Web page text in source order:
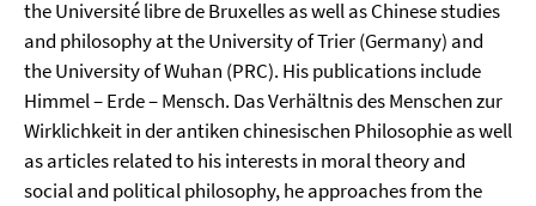
the Université libre de Bruxelles as well as Chinese studies
and philosophy at the University of Trier (Germany) and
the University of Wuhan (PRC). His publications include
Himmel – Erde – Mensch. Das Verhältnis des Menschen zur
Wirklichkeit in der antiken chinesischen Philosophie as well
as articles related to his interests in moral theory and
social and political philosophy, he approaches from the